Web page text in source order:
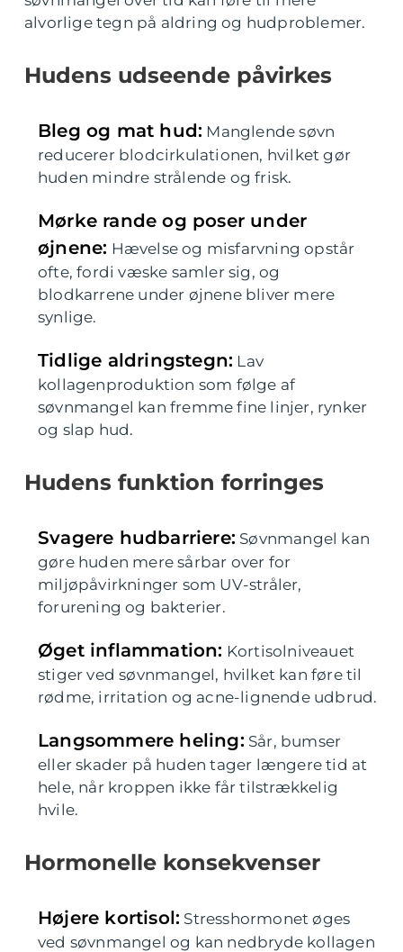
alvorlige tegn på aldring og hudproblemer.
Hudens udseende påvirkes
Bleg og mat hud: Manglende søvn
reducerer blodcirkulationen, hvilket gør
huden mindre strålende og frisk.
Mørke rande og poser under
øjnene: Hævelse og misfarvning opstår
ofte, fordi væske samler sig, og
blodkarrene under øjnene bliver mere
synlige.
Tidlige aldringstegn: Lav
kollagenproduktion som følge af
søvnmangel kan fremme fine linjer, rynker
og slap hud.
Hudens funktion forringes
Svagere hudbarriere: Søvnmangel kan
gøre huden mere sårbar over for
miljøpåvirkninger som UV-stråler,
forurening og bakterier.
Øget inflammation: Kortisolniveauet
stiger ved søvnmangel, hvilket kan føre til
rødme, irritation og acne-lignende udbrud.
Langsommere heling: Sår, bumser
eller skader på huden tager længere tid at
hele, når kroppen ikke får tilstrækkelig
hvile.
Hormonelle konsekvenser
Højere kortisol: Stresshormonet øges
ved søvnmangel og kan nedbryde kollagen